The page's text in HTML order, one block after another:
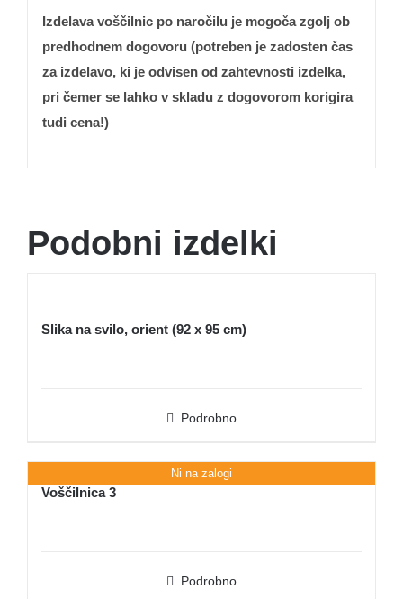
Izdelava voščilnic po naročilu je mogoča zgolj ob
predhodnem dogovoru (potreben je zadosten čas
za izdelavo, ki je odvisen od zahtevnosti izdelka,
pri čemer se lahko v skladu z dogovorom korigira
tudi cena!)
Podobni izdelki
Slika na svilo, orient (92 x 95 cm)
Podrobno
Ni na zalogi
Voščilnica 3
Podrobno